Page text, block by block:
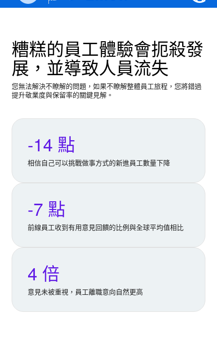
糟糕的員工體驗會扼殺發
展，並導致人員流失
您無法解決不瞭解的問題，如果不瞭解整體員工旅程，您將錯過
提升敬業度與保留率的關鍵見解。
-14 點
相信自己可以挑戰做事方式的新進員工數量下降
-7 點
前線員工收到有用意見回饋的比例與全球平均值相比
4 倍
意見未被重視，員工離職意向自然更高